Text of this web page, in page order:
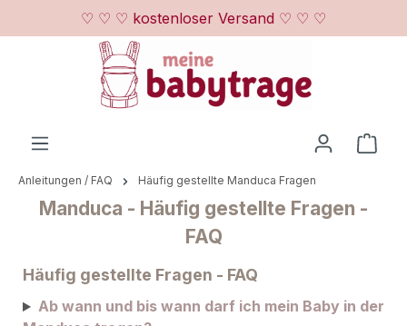
Zum Hauptinhalt springen
♡ ♡ ♡ kostenloser Versand ♡ ♡ ♡
Anleitungen / FAQ Häufig gestellte Manduca Fragen
Manduca - Häufig gestellte Fragen -
FAQ
Häufig gestellte Fragen - FAQ
Ab wann und bis wann darf ich mein Baby in der